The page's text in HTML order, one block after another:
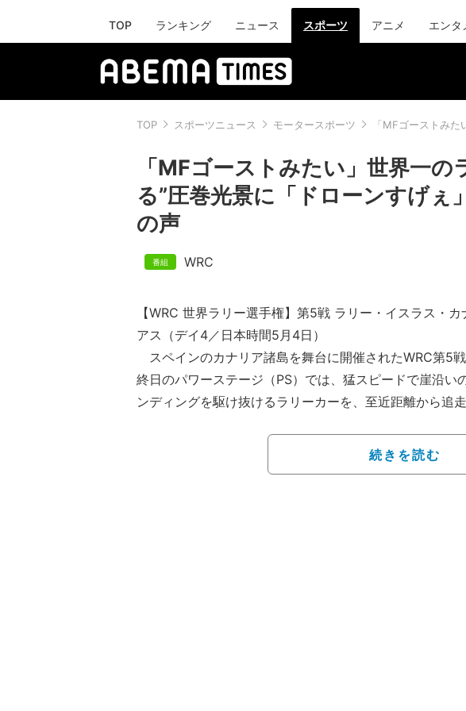
TOP ランキング ニュース スポーツ アニメ エンタ
TOP スポーツニュース モータースポーツ 「MFゴーストみ
「MFゴーストみたい」世界一の
る”圧巻光景に「ドローンすげぇ
の声
WRC
【WRC 世界ラリー選手権】第5戦 ラリー・イスラス・カ
アス（デイ4／日本時間5月4日）
スペインのカナリア諸島を舞台に開催されたWRC第5
終日のパワーステージ（PS）では、猛スピードで崖沿い
ンディングを駆け抜けるラリーカーを、至近距離から追
「映画みたい」などと驚きの声が上がった。
注目を集めたのは、日本人ドライバーとしてWRC初の2
続きを読む